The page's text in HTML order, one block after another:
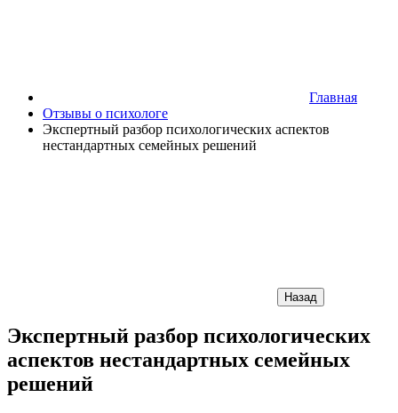
Главная
Отзывы о психологе
Экспертный разбор психологических аспектов
нестандартных семейных решений
Назад
Экспертный разбор психологических
аспектов нестандартных семейных
решений